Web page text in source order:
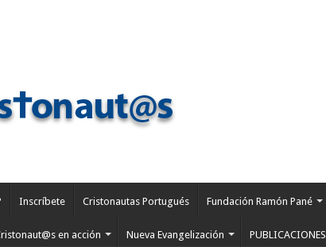
Inscríbete Cristonautas Portugués Fundación Ramón Pané
en acción Nueva Evangelización PUBLICACIONES